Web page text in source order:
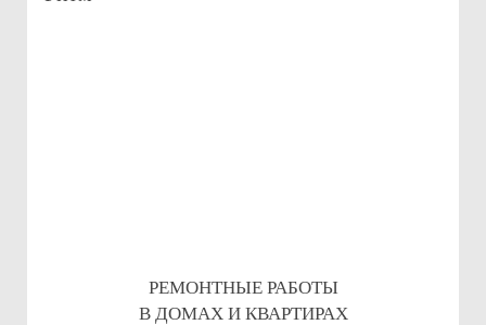
РЕМОНТНЫЕ РАБОТЫ
В ДОМАХ И КВАРТИРАХ